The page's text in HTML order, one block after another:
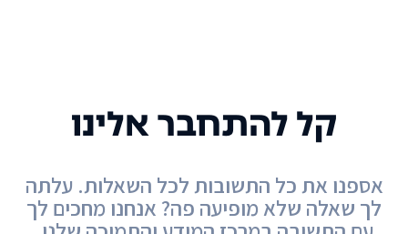
קל להתחבר אלינו
אספנו את כל התשובות לכל השאלות. עלתה
לך שאלה שלא מופיעה פה? אנחנו מחכים לך